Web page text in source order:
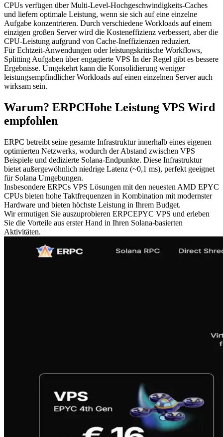
CPUs verfügen über Multi-Level-Hochgeschwindigkeits-Caches
und liefern optimale Leistung, wenn sie sich auf eine einzelne
Aufgabe konzentrieren. Durch verschiedene Workloads auf einem
einzigen großen Server wird die Kosteneffizienz verbessert, aber die
CPU-Leistung aufgrund von Cache-Ineffizienzen reduziert.
Für Echtzeit-Anwendungen oder leistungskritische Workflows,
Splitting Aufgaben über engagierte VPS In der Regel gibt es bessere
Ergebnisse. Umgekehrt kann die Konsolidierung weniger
leistungsempfindlicher Workloads auf einen einzelnen Server auch
wirksam sein.
Warum? ERPCHohe Leistung VPS Wird
empfohlen
ERPC betreibt seine gesamte Infrastruktur innerhalb eines eigenen
optimierten Netzwerks, wodurch der Abstand zwischen VPS
Beispiele und dedizierte Solana-Endpunkte. Diese Infrastruktur
bietet außergewöhnlich niedrige Latenz (~0,1 ms), perfekt geeignet
für Solana Umgebungen.
Insbesondere ERPCs VPS Lösungen mit den neuesten AMD EPYC
CPUs bieten hohe Taktfrequenzen in Kombination mit modernster
Hardware und bieten höchste Leistung in Ihrem Budget.
Wir ermutigen Sie auszuprobieren ERPCEPYC VPS und erleben
Sie die Vorteile aus erster Hand in Ihren Solana-basierten
Aktivitäten.